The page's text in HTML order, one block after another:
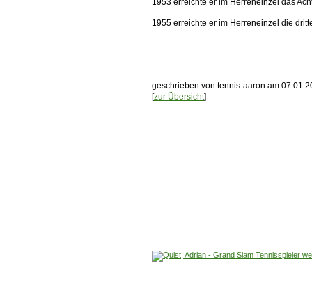
1953 erreichte er im Herreneinzel das
1955 erreichte er im Herreneinzel die
geschrieben von tennis-aaron am
[zur Übersicht]